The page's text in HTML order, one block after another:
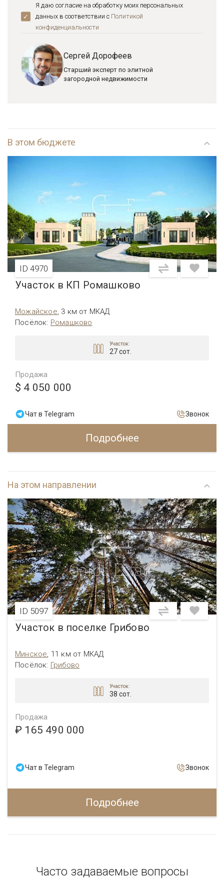
Я даю согласие на обработку моих персональных
данных в соответствии с Политикой
конфиденциальноcти
Сергей Дорофеев
Старший эксперт по элитной
загородной недвижимости
В этом бюджете
ID 4970
Участок в КП Ромашково
Можайское, 3 км от МКАД
Посёлок: Ромашково
Участок:
27 сот.
Продажа
$ 4 050 000
Чат в Telegram Звонок
Подробнее
На этом направлении
ID 5097
Участок в поселке Грибово
Минское, 11 км от МКАД
Посёлок: Грибово
Участок:
38 сот.
Продажа
₽ 165 490 000
Чат в Telegram Звонок
Подробнее
Часто задаваемые вопросы